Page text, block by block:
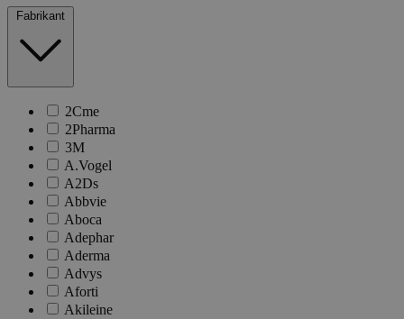
Fabrikant
2Cme
2Pharma
3M
A.Vogel
A2Ds
Abbvie
Aboca
Adephar
Aderma
Advys
Aforti
Akileine